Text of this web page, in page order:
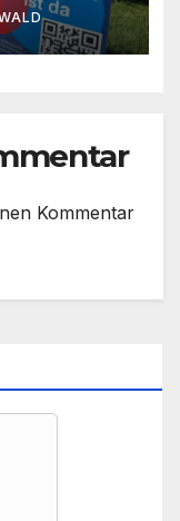
Kommentar